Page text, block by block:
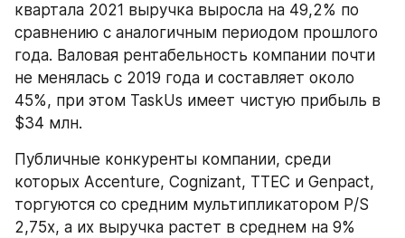
квартала 2021 выручка выросла на 49,2% по
сравнению с аналогичным периодом прошлого
года. Валовая рентабельность компании почти
не менялась с 2019 года и составляет около
45%, при этом TaskUs имеет чистую прибыль в
$34 млн.
Публичные конкуренты компании, среди
которых Accenture, Cognizant, TTEC и Genpact,
торгуются со средним мультипликатором P/S
2,75х, а их выручка растет в среднем на 9%